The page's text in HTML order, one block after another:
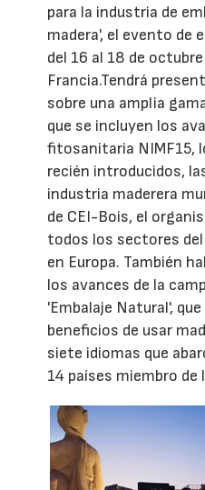
para la industria de
madera', el evento de
del 16 al 18 de
Francia.Tendrá
sobre una amplia
que se incluyen los
fitosanitaria NIMF15,
recién introducidos,
industria maderera
de CEI-Bois, el
todos los sectores
en Europa. También
los avances de la
'Embalaje Natural',
beneficios de usar
siete idiomas que
14 países miembro de